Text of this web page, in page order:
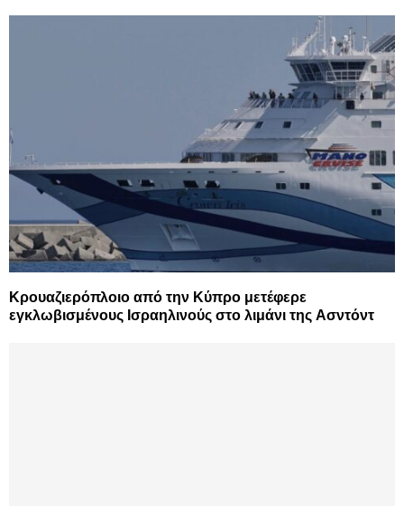
Κρουαζιερόπλοιο από την Κύπρο μετέφερε
εγκλωβισμένους Ισραηλινούς στο λιμάνι της Ασντόντ